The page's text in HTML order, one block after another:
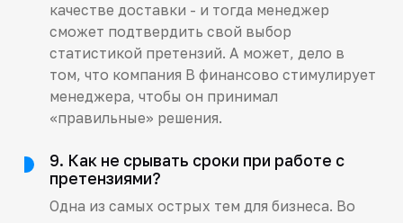
качестве доставки - и тогда менеджер
сможет подтвердить свой выбор
статистикой претензий. А может, дело в
том, что компания B финансово стимулирует
менеджера, чтобы он принимал
«правильные» решения.
9. Как не срывать сроки при работе с
претензиями?
Одна из самых острых тем для бизнеса. Во